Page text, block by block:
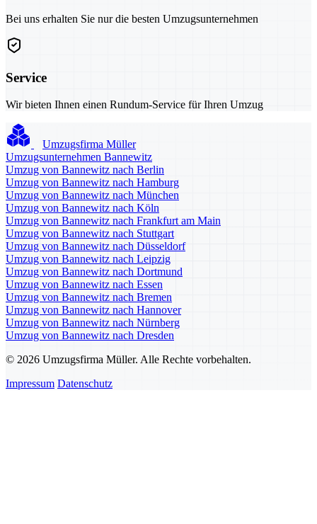
Bei uns erhalten Sie nur die besten Umzugsunternehmen
Service
Wir bieten Ihnen einen Rundum-Service für Ihren Umzug
Umzugsfirma Müller
Umzugsunternehmen Bannewitz
Umzug von Bannewitz nach Berlin
Umzug von Bannewitz nach Hamburg
Umzug von Bannewitz nach München
Umzug von Bannewitz nach Köln
Umzug von Bannewitz nach Frankfurt am Main
Umzug von Bannewitz nach Stuttgart
Umzug von Bannewitz nach Düsseldorf
Umzug von Bannewitz nach Leipzig
Umzug von Bannewitz nach Dortmund
Umzug von Bannewitz nach Essen
Umzug von Bannewitz nach Bremen
Umzug von Bannewitz nach Hannover
Umzug von Bannewitz nach Nürnberg
Umzug von Bannewitz nach Dresden
© 2026 Umzugsfirma Müller. Alle Rechte vorbehalten.
Impressum Datenschutz